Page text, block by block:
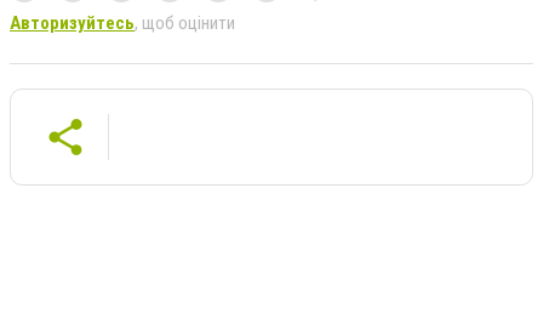
Авторизуйтесь, щоб оцінити